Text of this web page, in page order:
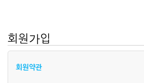
회원가입
회원약관